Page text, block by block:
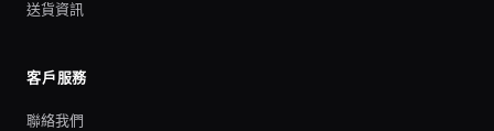
送貨資訊
客戶服務
聯絡我們